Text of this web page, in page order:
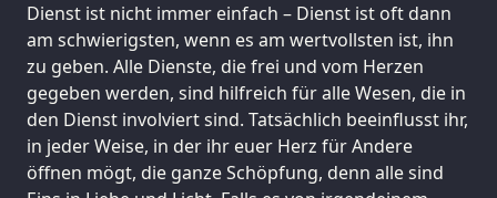
Dienst ist nicht immer einfach – Dienst ist oft dann
am schwierigsten, wenn es am wertvollsten ist, ihn
zu geben. Alle Dienste, die frei und vom Herzen
gegeben werden, sind hilfreich für alle Wesen, die in
den Dienst involviert sind. Tatsächlich beeinflusst ihr,
in jeder Weise, in der ihr euer Herz für Andere
öffnen mögt, die ganze Schöpfung, denn alle sind